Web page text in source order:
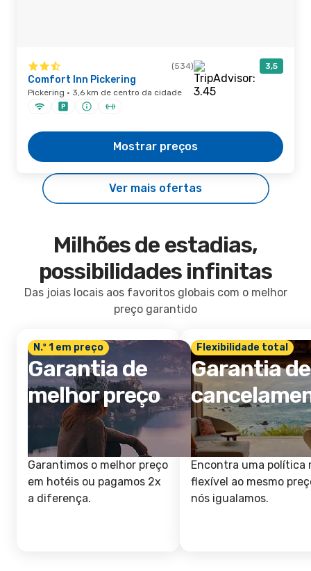
(534) 3,5
Comfort Inn Pickering
Pickering · 3,6 km de centro da cidade
Mostrar preços
Ver mais ofertas
Milhões de estadias,
possibilidades infinitas
Das joias locais aos favoritos globais com o melhor
preço garantido
N.º 1 em preço
Garantia de
melhor preço
Garantimos o melhor preço
em hotéis ou pagamos 2x
a diferença.
Flexibilidade total
Garantia de
Encontra uma política
flexível ao mesmo
nós igualamos.